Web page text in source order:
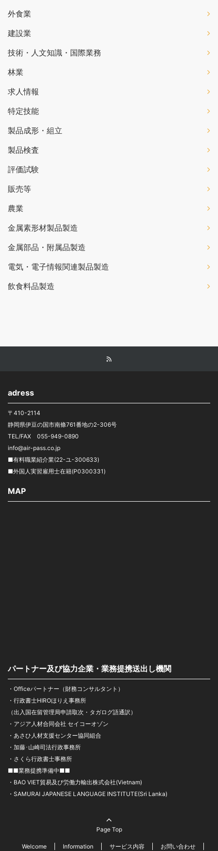
外食業
建設業
技術・人文知識・国際業務
林業
求人情報
特定技能
製品成形・組立
製品検査
評価試験
販売等
農業
金属素形材製品製造
金属部品・附属品製造
電気・電子情報関連製品製造
飲食料品製造
adress
〒410-2114
静岡県伊豆の国市南條761番地の2-306号
TEL/FAX 055-949-0890
info@air-pass.co.jp
■有料職業紹介業(22-ユ-300633)
■外国人実習雇用士在籍(P0300331)
MAP
パートナー及び協力企業・業務提携送出し機関
・Officeパートナー（財務コンサルタント）
・行政書士HIROほりえ事務所
（出入国在留管理局申請取次・タガログ語通訳）
・アジア人材合同会社 セイコーオゾン
・あさひ人材支援センター協同組合
・加藤･山崎司法行政事務所
・さくら行政書士事務所
■■業務提携準備中■■
・BAO VIET貿易及び労働力輸出株式会社(Vietnam)
・SAMURAI JAPANESE LANGUAGE INSTITUTE(Sri Lanka)
Page Top
Welcome Information サービス内容 お問い合わせ